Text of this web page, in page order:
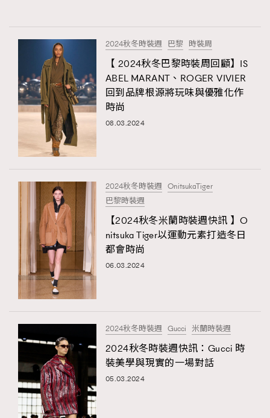
AFrenchMind
DressLikeAParisienne
EmpowerF
FashionWeek FigaroAesthetic
FigaroTalk 48
FigaroWatch 83
Grooming&Fitness 38
HommesFashion
HommeStyle
NoBagNoLife
VAxChowSangSang
WatchesWonder&Beyond
WatchesWonder&Beyond
向ChanelN°5致敬 1
大時代小事情
時尚熱話
時裝心理學
煲劇日常 334
玩物壯志 1
#FigaroIssue 專訪陳漢娜Hanna與Takuro｜模特
情侶談愛情
2024秋冬時裝週 巴黎 時裝周
【 2024秋冬巴黎時裝周回顧】IS
ABEL MARANT、ROGER VIVIER
回到品牌根源將玩味與優雅化作
時尚
08.03.2024
2024秋冬時裝週 OnitsukaTiger
巴黎時裝週
【2024秋冬米蘭時裝週快訊 】O
nitsuka Tiger以運動元素打造冬日
都會時尚
06.03.2024
2024秋冬時裝週 Gucci 米蘭時裝週
2024秋冬時裝週快訊：Gucci 時
裝美學與現實的一場對話
05.03.2024